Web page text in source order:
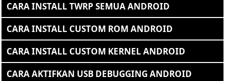
CARA INSTALL TWRP SEMUA ANDROID
CARA INSTALL CUSTOM ROM ANDROID
CARA INSTALL CUSTOM KERNEL ANDROID
CARA AKTIFKAN USB DEBUGGING ANDROID